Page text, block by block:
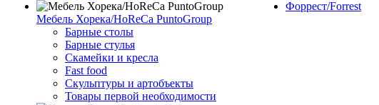
Мебель Хорека/HoReCa PuntoGroup
Барные столы
Барные стулья
Скамейки и кресла
Fast food
Скульптуры и артобъекты
Товары первой необходимости
Форрест/Forrest